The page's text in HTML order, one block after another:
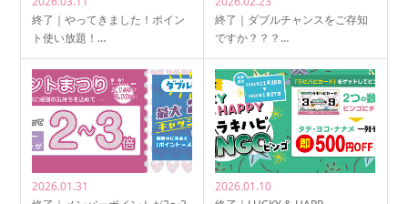
終了｜やってきました！ポイン
ト使い放題！…
終了｜ダブルチャンスをご存知
ですか？？？…
2026.01.31
2026.01.10